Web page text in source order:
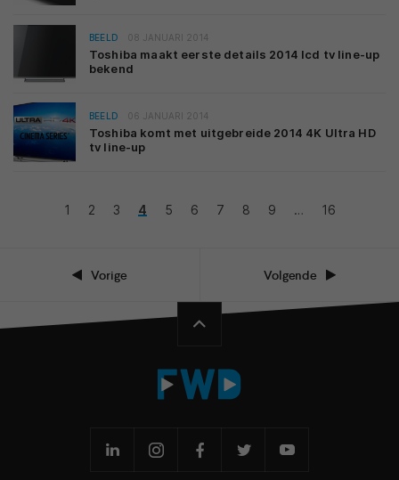
BEELD 08 JANUARI 2014
Toshiba maakt eerste details 2014 lcd tv line-up
bekend
BEELD 06 JANUARI 2014
Toshiba komt met uitgebreide 2014 4K Ultra HD
tv line-up
1 2 3 4 5 6 7 8 9 … 16
Vorige Volgende